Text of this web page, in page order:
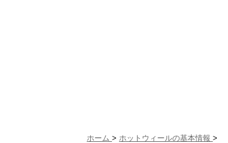
ホーム > ホットウィールの基本情報 >